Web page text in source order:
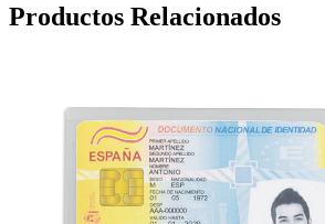
Productos Relacionados